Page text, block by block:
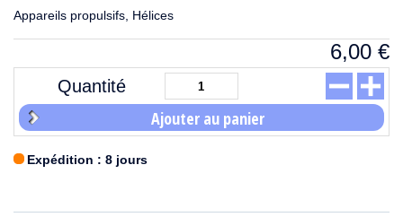
Appareils propulsifs, Hélices
6,00 €
Quantité
Ajouter au panier
Expédition : 8 jours